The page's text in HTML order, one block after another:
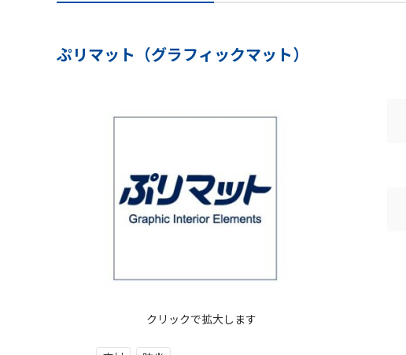
ぷリマット（グラフィックマット）
クリックで拡大します